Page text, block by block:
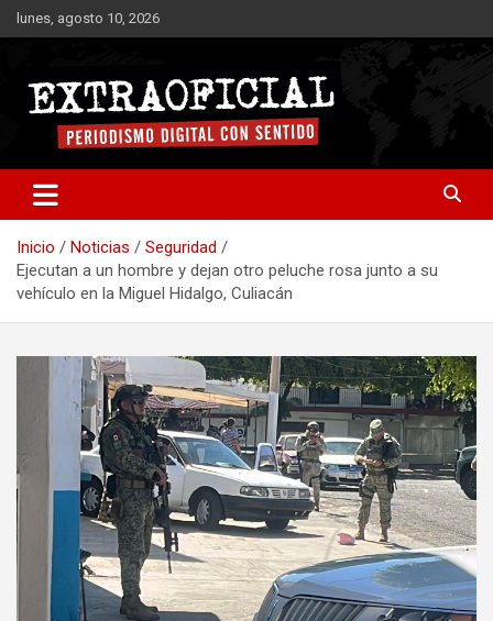
Saltar
al
lunes, agosto 10, 2026
Extraoficial
Inicio Noticias
Seguridad
Ejecutan a un hombre y dejan otro peluche rosa junto a su
vehículo en la Miguel Hidalgo, Culiacán